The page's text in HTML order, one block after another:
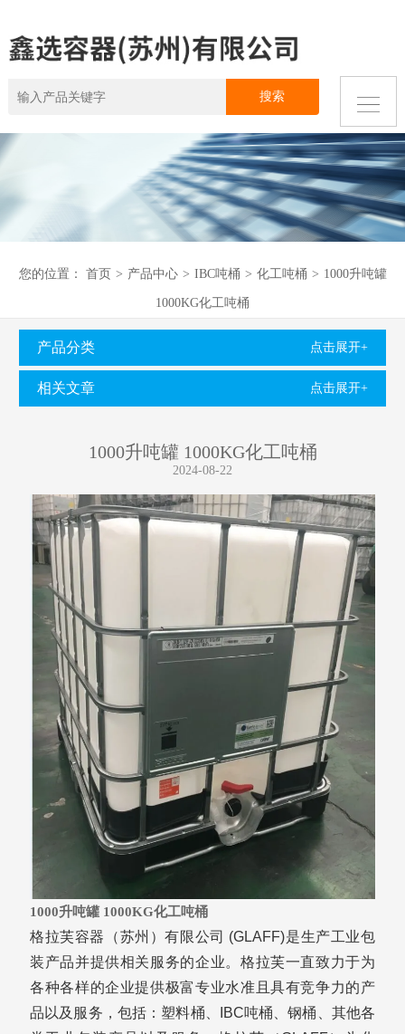
您的位置： 首页 > 产品中心 > IBC吨桶 > 化工吨桶 > 1000升吨罐
1000KG化工吨桶
产品分类 点击展开+
相关文章 点击展开+
1000升吨罐 1000KG化工吨桶
2024-08-22
1000升吨罐 1000KG化工吨桶
格拉芙容器（苏州）有限公司 (GLAFF)是生产工业包
装产品并提供相关服务的企业。格拉芙一直致力于为
各种各样的企业提供极富专业水准且具有竞争力的产
品以及服务，包括：塑料桶、
IBC吨桶、钢桶、其他各